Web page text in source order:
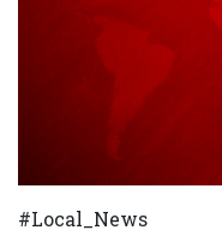
#Local_News